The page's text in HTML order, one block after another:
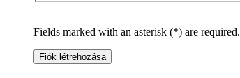
Fields marked with an asterisk (*) are required.
Fiók létrehozása